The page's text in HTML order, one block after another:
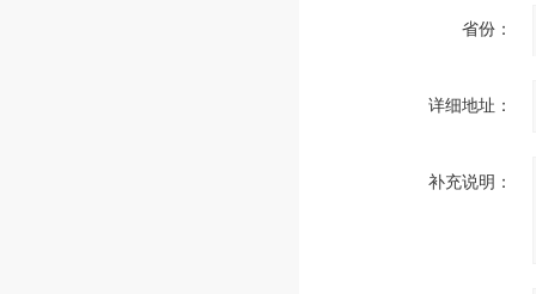
省份：
详细地址：
补充说明：